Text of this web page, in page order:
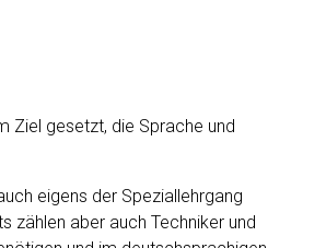
Ziel gesetzt, die Sprache und
eigens der Speziallehrgang
zählen aber auch Techniker und